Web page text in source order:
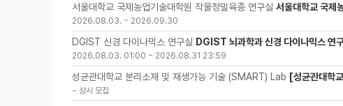
서울대학교 국제농업기술대학원 작물정밀육종 연구실 서울대학교 국제
2026.08.03. ~ 2026.09.30
DGIST 신경 다이나믹스 연구실 DGIST 뇌과학과 신경 다이나믹스 연
2026.08.03. 01:00 ~ 2026.08.31 23:59
성균관대학교 분리소재 및 재생가능 기술 (SMART) Lab [성균관대학
~ 상시 모집